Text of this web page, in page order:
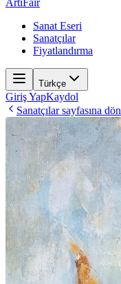
ArtiFair
Sanat Eseri
Sanatçılar
Fiyatlandırma
Türkçe
Giriş YapKaydol
Sanatçılar sayfasına dön